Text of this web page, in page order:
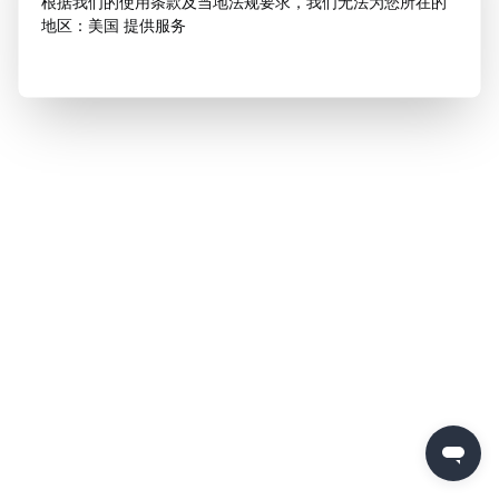
地区：美国 提供服务